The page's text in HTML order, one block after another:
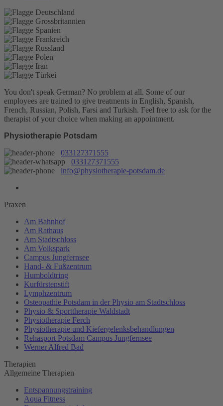
You don't speak German? No problem at all. Some of our
employees are trained to give treatments in English, Spanish,
French, Russian, Polish, Farsi and Turkish. Feel free to ask for the
therapist of your choice when making an appointment.
Physiotherapie Potsdam
033127371555
033127371555
info@physiotherapie-potsdam.de
Praxen
Am Bahnhof
Am Rathaus
Am Stadtschloss
Am Volkspark
Campus Jungfernsee
Hand- & Fußzentrum
Humboldtring
Kurfürstenstift
Lymphzentrum
Osteopathie Potsdam in der Physio am Stadtschloss
Physio & Sporttherapie Waldstadt
Physiotherapie Ferch
Physiotherapie und Kiefergelenksbehandlungen
Rehasport Potsdam Campus Jungfernsee
Werner Alfred Bad
Therapien
Allgemeine Therapien
Entspannungstraining
Aqua Fitness